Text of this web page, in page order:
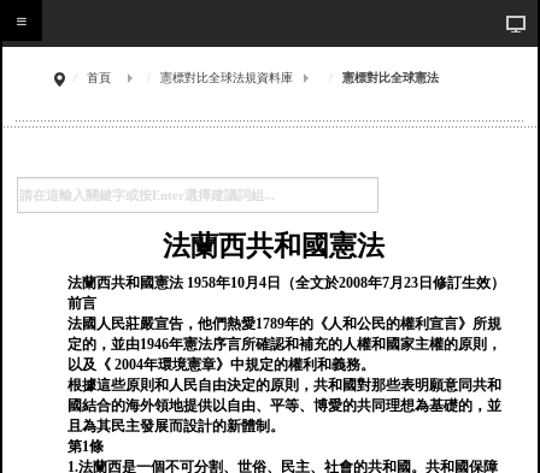
首頁 憲標對比全球法規資料庫 憲標對比全球憲法
法蘭西共和國憲法
法蘭西共和國憲法 1958年10月4日（全文於2008年7月23日修訂生效）
前言
法國人民莊嚴宣告，他們熱愛1789年的《人和公民的權利宣言》所規
定的，並由1946年憲法序言所確認和補充的人權和國家主權的原則，
以及《 2004年環境憲章》中規定的權利和義務。
根據這些原則和人民自由決定的原則，共和國對那些表明願意同共和
國結合的海外領地提供以自由、平等、博愛的共同理想為基礎的，並
且為其民主發展而設計的新體制。
第1條
1.法蘭西是一個不可分割、世俗、民主、社會的共和國。共和國保障